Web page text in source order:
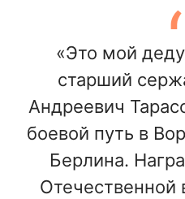
«Это мой
старший
Андреевич
боевой путь в
Берлина.